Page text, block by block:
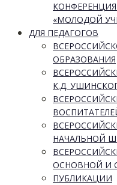
«МОЛОДОЙ
ДЛЯ ПЕДАГОГОВ
ОБРАЗОВАНИЯ
К.Д.
НАЧАЛЬНОЙ
ОСНОВНОЙ И
ПУБЛИКАЦИИ